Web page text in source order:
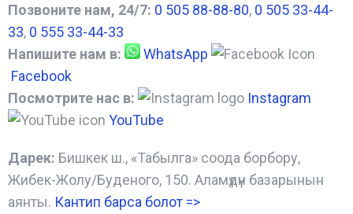
Позвоните нам, 24/7: 0 505 88-88-80, 0 505 33-44-
33, 0 555 33-44-33
Напишите нам в:
WhatsApp
Facebook
Посмотрите нас в:
Instagram
YouTube
Дарек: Бишкек ш., «Табылга» соода борбору,
Жибек-Жолу/Буденого, 150. Аламүдүн базарынын
аянты. Кантип барса болот =>